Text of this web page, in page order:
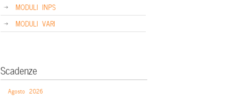
MODULI INPS
MODULI VARI
Scadenze
Agosto 2026